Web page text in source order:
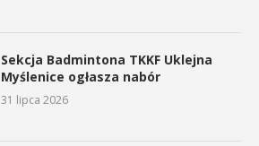
Sekcja Badmintona TKKF Uklejna
Myślenice ogłasza nabór
31 lipca 2026